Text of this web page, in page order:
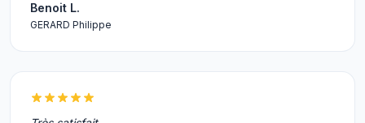
Benoit L.
GERARD Philippe